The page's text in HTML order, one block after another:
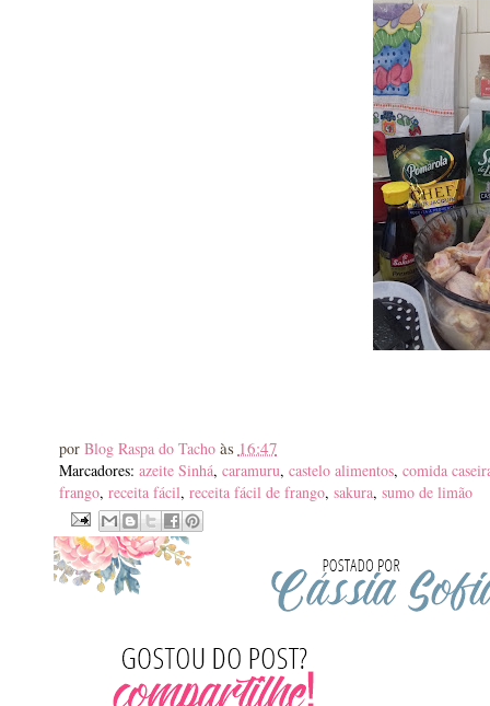
por Blog Raspa do Tacho às 16:47
Marcadores: azeite Sinhá, caramuru, castelo alimentos, comida
frango, receita fácil, receita fácil de frango, sakura, sumo de limão